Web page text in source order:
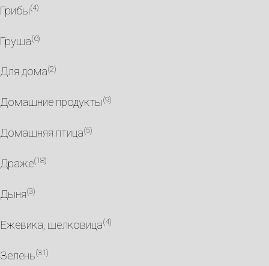
Грибы(4)
Груша(6)
Для дома(2)
Домашние продукты(9)
Домашняя птица(5)
Драже(18)
Дыня(3)
Ежевика, шелковица(4)
Зелень(31)